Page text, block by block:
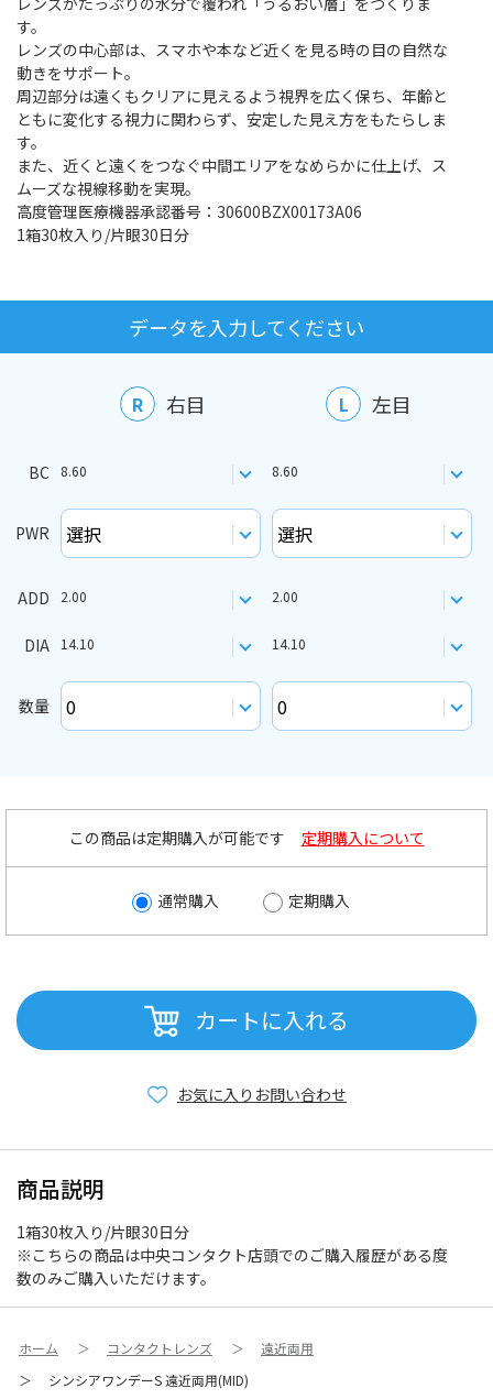
す。
レンズの中心部は、スマホや本など近くを見る時の目の自然な
動きをサポート。
周辺部分は遠くもクリアに見えるよう視界を広く保ち、年齢と
ともに変化する視力に関わらず、安定した見え方をもたらしま
す。
また、近くと遠くをつなぐ中間エリアをなめらかに仕上げ、ス
ムーズな視線移動を実現。
高度管理医療機器承認番号：30600BZX00173A06
1箱30枚入り/片眼30日分
データを入力してください
R 右目 L 左目
BC 8.60 8.60
PWR
ADD 2.00 2.00
DIA 14.10 14.10
数量
この商品は定期購入が可能です 定期購入について
通常購入 定期購入
カートに入れる
お問い合わせ
お気に入り
商品説明
1箱30枚入り/片眼30日分
※こちらの商品は中央コンタクト店頭でのご購入履歴がある度
数のみご購入いただけます。
ホーム ＞ コンタクトレンズ ＞
遠近両用
＞
シンシアワンデーS 遠近両用(MID)